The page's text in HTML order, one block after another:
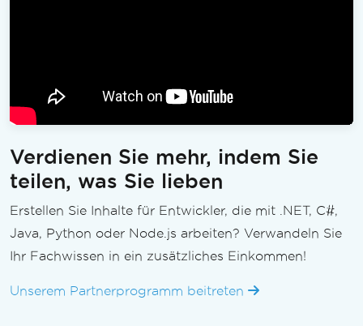
Verdienen Sie mehr, indem Sie
teilen, was Sie lieben
Erstellen Sie Inhalte für Entwickler, die mit .NET, C#,
Java, Python oder Node.js arbeiten? Verwandeln Sie
Ihr Fachwissen in ein zusätzliches Einkommen!
Unserem Partnerprogramm beitreten